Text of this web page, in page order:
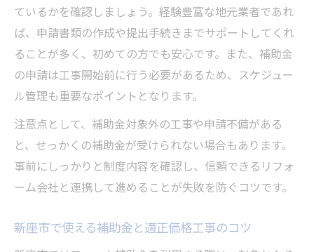
ているかを確認しましょう。経験豊富な地元業者であれ
ば、申請書類の作成や提出手続きまでサポートしてくれ
ることが多く、初めての方でも安心です。また、補助金
の申請は工事開始前に行う必要があるため、スケジュー
ル管理も重要なポイントとなります。
注意点として、補助金対象外の工事や申請不備がある
と、せっかくの補助金が受けられない場合もあります。
事前にしっかりと制度内容を確認し、信頼できるリフォ
ーム会社と連携して進めることが失敗を防ぐコツです。
新座市で使える補助金と適正価格工事のコツ